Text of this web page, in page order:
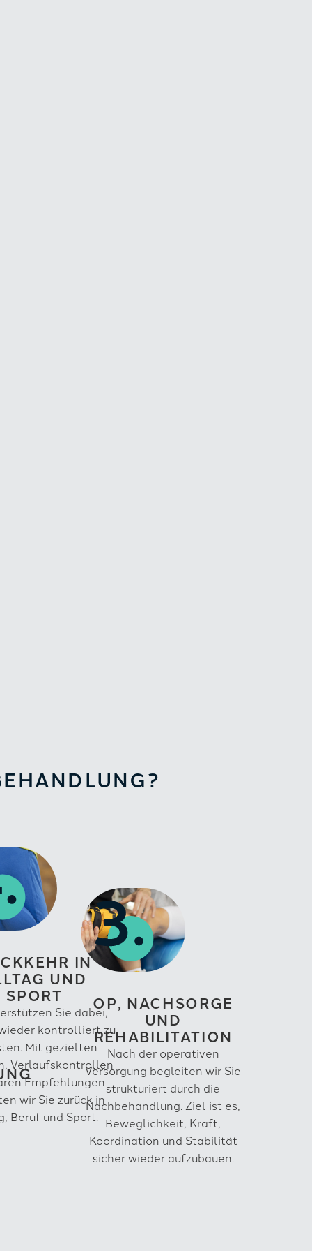
IN
UND
SPORT
Sie dabei,
kontrolliert zu
Mit gezielten
Verlaufskontrollen
Empfehlungen
wir Sie zurück in
Beruf und Sport.
OP, NACHSORGE
UND
REHABILITATION
Nach der operativen
Versorgung begleiten wir Sie
strukturiert durch die
Nachbehandlung. Ziel ist es,
Beweglichkeit, Kraft,
Koordination und Stabilität
sicher wieder aufzubauen.